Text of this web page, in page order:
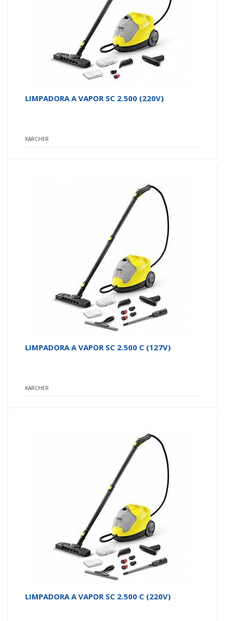
LIMPADORA A VAPOR SC 2.500 (220V)
KÄRCHER
LIMPADORA A VAPOR SC 2.500 C (127V)
KÄRCHER
LIMPADORA A VAPOR SC 2.500 C (220V)